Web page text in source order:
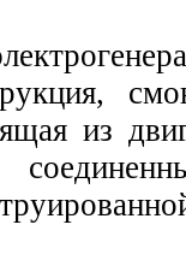
из